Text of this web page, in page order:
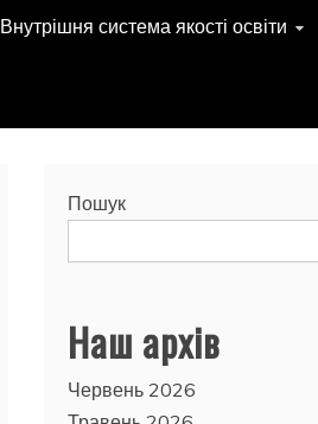
Внутрішня система якості освіти
Пошук
Наш архів
Червень 2026